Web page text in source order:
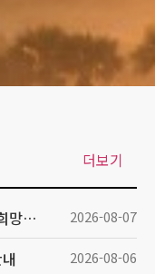
더보기
2026학년도 2학기 국가근로장학사업 희망근로지 신청 안내 2026-08-07
2026-08-06